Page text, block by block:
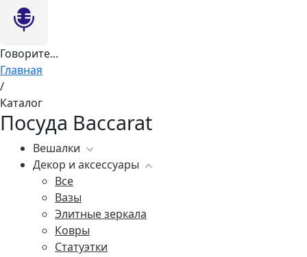
Говорите...
Главная
/
Каталог
Посуда Baccarat
Вешалки
Все
Декор и аксессуары
Все
Вазы
Элитные зеркала
Ковры
Статуэтки